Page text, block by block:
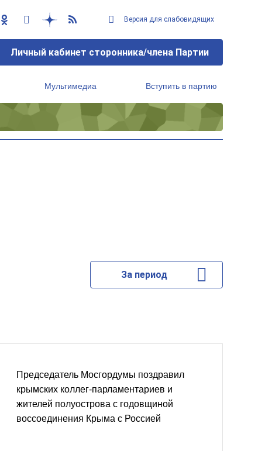
Версия для слабовидящих
Личный кабинет сторонника/члена Партии
Мультимедиа Вступить в партию
За период
Председатель Мосгордумы поздравил
крымских коллег-парламентариев и
жителей полуострова с годовщиной
воссоединения Крыма с Россией